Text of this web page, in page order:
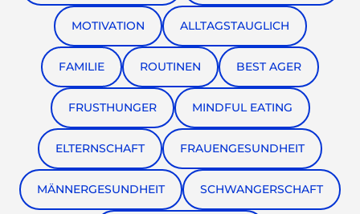
MOTIVATION ALLTAGSTAUGLICH
FAMILIE ROUTINEN BEST AGER
FRUSTHUNGER MINDFUL EATING
ELTERNSCHAFT FRAUENGESUNDHEIT
MÄNNERGESUNDHEIT SCHWANGERSCHAFT